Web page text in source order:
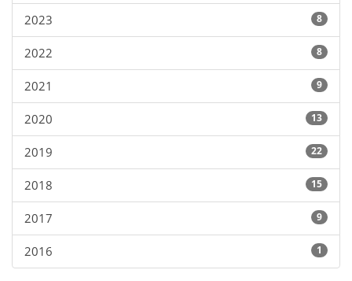
2023 8
2022 8
2021 9
2020 13
2019 22
2018 15
2017 9
2016 1